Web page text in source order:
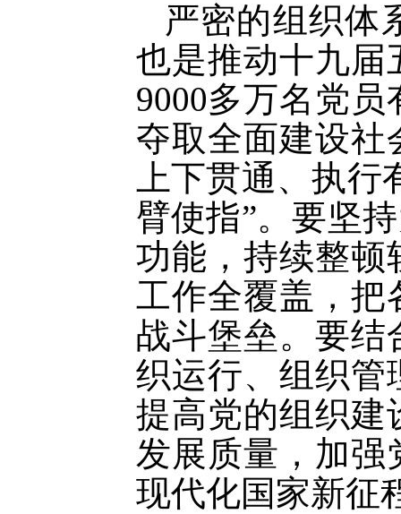
严密的组织体
也是推动十九届
9000多万名党
夺取全面建设社
上下贯通、执
臂使指”。要坚
功能，持续整顿
工作全覆盖，把
战斗堡垒。要结
织运行、组织管
提高党的组织建
发展质量，加强
现代化国家新征